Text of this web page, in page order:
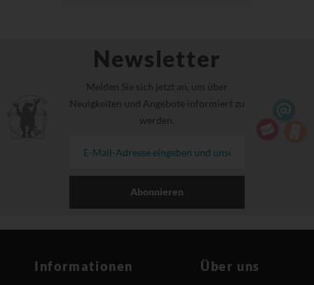
Newsletter
Melden Sie sich jetzt an, um über
Neuigkeiten und Angebote informiert zu
werden.
Abonnieren
Informationen Über uns